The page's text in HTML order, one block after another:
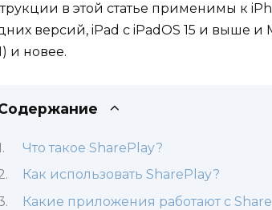
в этой статье применимы к
версий, iPad с iPadOS 15 и выше
и новее.
Что такое SharePlay?
Как использовать SharePlay?
Какие приложения работают с